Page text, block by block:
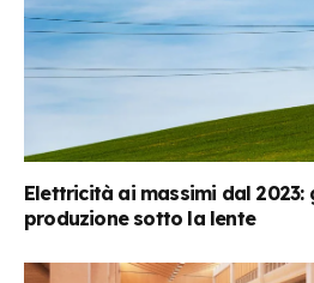
Elettricità ai massimi dal 2023:
produzione sotto la lente